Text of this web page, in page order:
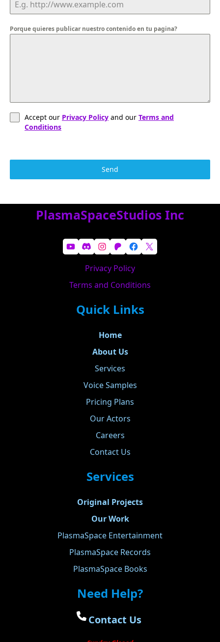
Porque quieres publicar nuestro contenido en tu pagina?
Accept our Privacy Policy and our Terms and
Conditions
Send
PlasmaSpaceStudios Inc
YouTube Discord Instagram Patreon Facebook X
Privacy Policy
Terms and Conditions
Quick Links
Home
About Us
Services
Voice Samples
Pricing Plans
Our Actors
Careers
Contact Us
Services
Original Projects
Our Work
PlasmaSpace Entertainment
PlasmaSpace Records
PlasmaSpace Books
Need Help?
Contact Us